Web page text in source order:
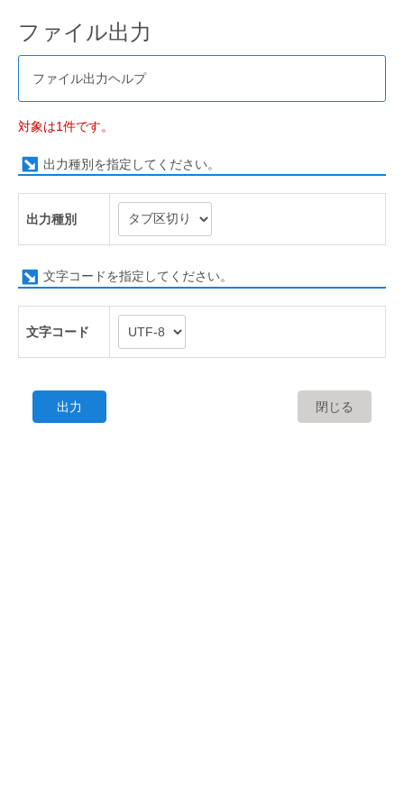
ファイル出力
ファイル出力ヘルプ
対象は1件です。
出力種別を指定してください。
出力種別
文字コードを指定してください。
文字コード